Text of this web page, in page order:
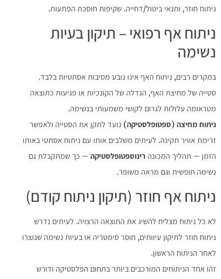
ניתוח חוזר, ותנאי ביטול/דחייה. שקיפות חוסכת הפתעות.
ניתוח אף רפואי – תיקון בעיות
נשימה
במקרים רבים, ניתוח האף אינו נובע מסיבות אסתטיות בלבד.
סטייה של מחיצת האף, הגדלה של הקונכיות או פגיעות כתוצאה
מטראומה עלולות לגרום לקושי משמעותי בנשימה.
ניתוח מחיצה (ספטופלסטיקה) נועד לתקן את הסטייה ולאפשר
זרימת אוויר תקינה. לעיתים משלבים אותו עם ניתוח אסתטי באותו
הזמן – תהליך המכונה רינוספטופלסטיקה – כך שמתקבלת גם
נשימה חופשית וגם מראה משופר.
ניתוח אף חוזר (תיקון ניתוח קודם)
לא כל ניתוח מצליח להשיג את התוצאה הרצויה. לעיתים נדרש
ניתוח חוזר לתיקון עיוותים, חוסר סימטריה או בעיות נשימה שנוצרו
לאחר הניתוח הראשון.
זהו אחד הניתוחים המורכבים ביותר בתחום הפלסטיקה ודורש